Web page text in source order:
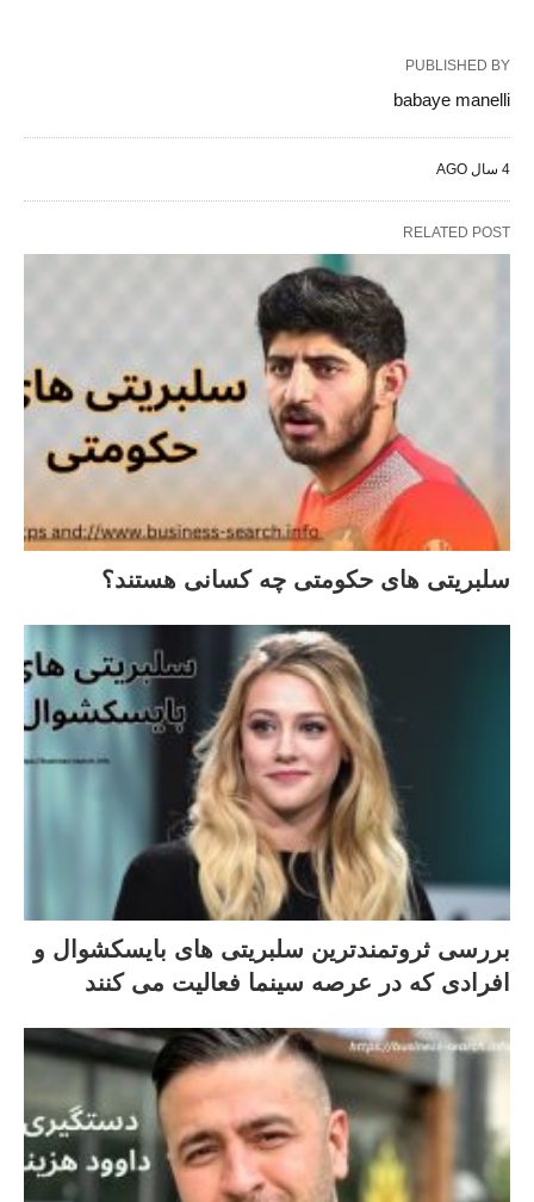
PUBLISHED BY
babaye manelli
4 سال AGO
RELATED POST
سلبریتی های حکومتی چه کسانی هستند؟
بررسی ثروتمندترین سلبریتی های بایسکشوال و
افرادی که در عرصه سینما فعالیت می کنند